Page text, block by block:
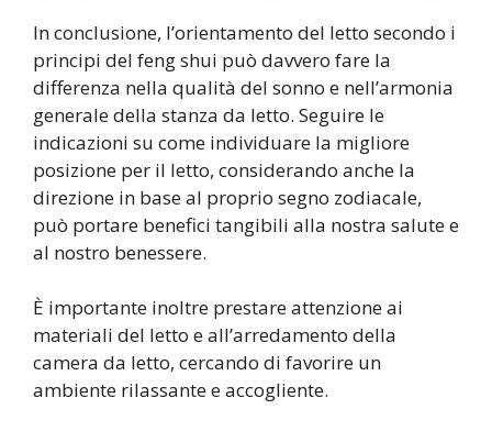
In conclusione, l’orientamento del letto secondo i
principi del feng shui può davvero fare la
differenza nella qualità del sonno e nell’armonia
generale della stanza da letto. Seguire le
indicazioni su come individuare la migliore
posizione per il letto, considerando anche la
direzione in base al proprio segno zodiacale,
può portare benefici tangibili alla nostra salute e
al nostro benessere.
È importante inoltre prestare attenzione ai
materiali del letto e all’arredamento della
camera da letto, cercando di favorire un
ambiente rilassante e accogliente.